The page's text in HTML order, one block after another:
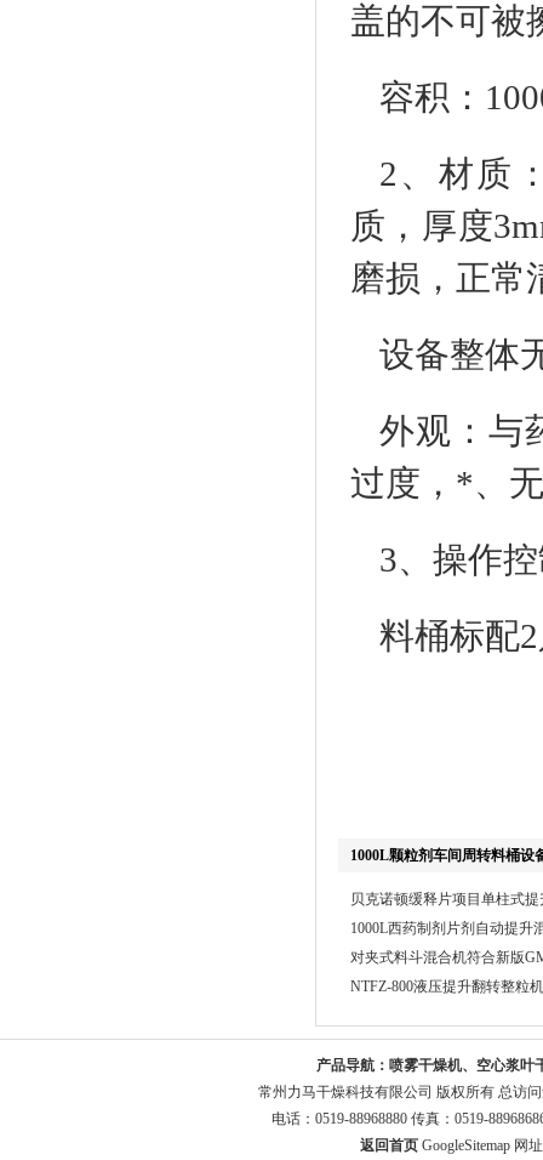
盖的不可被
容积：
2、材质
质，厚度
磨损，正常
设备整体
外观：与
过度，*、
3、操作
料桶标配
1000L颗粒剂车间周转料桶设
贝克诺顿缓释片项目单柱式
1000L西药制剂片剂自动提升
对夹式料斗混合机符合新版
NTFZ-800液压提升翻转整粒机
产品导航： 喷雾干燥机、空心浆叶
常州力马干燥科技有限公司 版权所有 总访
电话：0519-88968880 传真：0519-
返回首页 GoogleSitemap网址